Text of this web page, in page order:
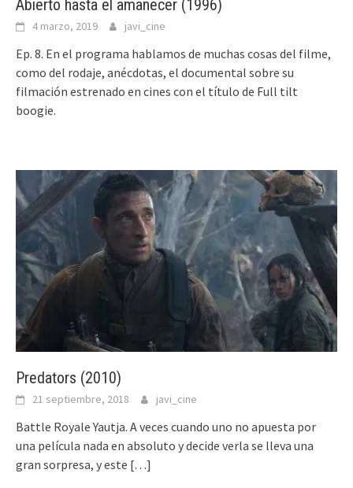
Abierto hasta el amanecer (1996)
4 marzo, 2019 javi_cine
Ep. 8. En el programa hablamos de muchas cosas del filme,
como del rodaje, anécdotas, el documental sobre su
filmación estrenado en cines con el título de Full tilt
boogie.
Predators (2010)
21 septiembre, 2018 javi_cine
Battle Royale Yautja. A veces cuando uno no apuesta por
una película nada en absoluto y decide verla se lleva una
gran sorpresa, y este […]